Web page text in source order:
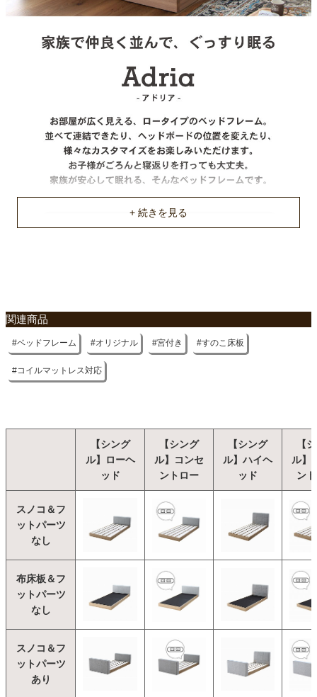
すのこ床板
梱包サイズ
約145x62x18/201x16x12/145x16x8/142x96x7(cm)
厚さ15cm以上のマットレスもしくはスプリングの入ったマット
関連商品
ベッドフレーム オリジナル 宮付き すのこ床板
コイルマットレス対応
【シング
ル】ローヘ
ッド
【シング
ル】コンセ
ントロー
【シング
ル】ハイヘ
ッド
【
ル】
ン
スノコ＆フ
ットパーツ
なし
布床板＆フ
ットパーツ
なし
スノコ＆フ
ットパーツ
あり